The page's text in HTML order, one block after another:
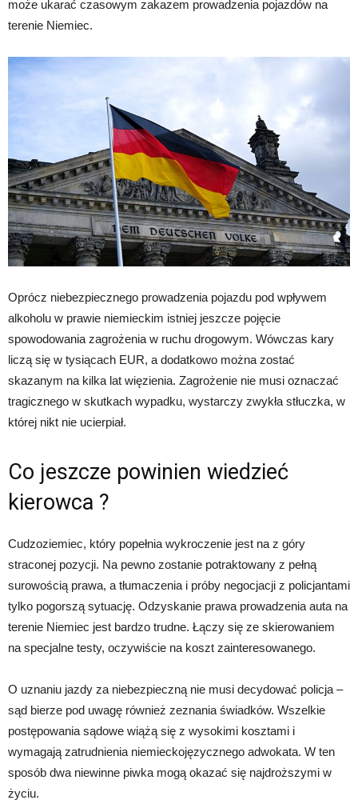
może ukarać czasowym zakazem prowadzenia pojazdów na
terenie Niemiec.
Oprócz niebezpiecznego prowadzenia pojazdu pod wpływem
alkoholu w prawie niemieckim istniej jeszcze pojęcie
spowodowania zagrożenia w ruchu drogowym. Wówczas kary
liczą się w tysiącach EUR, a dodatkowo można zostać
skazanym na kilka lat więzienia. Zagrożenie nie musi oznaczać
tragicznego w skutkach wypadku, wystarczy zwykła stłuczka, w
której nikt nie ucierpiał.
Co jeszcze powinien wiedzieć
kierowca ?
Cudzoziemiec, który popełnia wykroczenie jest na z góry
straconej pozycji. Na pewno zostanie potraktowany z pełną
surowością prawa, a tłumaczenia i próby negocjacji z policjantami
tylko pogorszą sytuację. Odzyskanie prawa prowadzenia auta na
terenie Niemiec jest bardzo trudne. Łączy się ze skierowaniem
na specjalne testy, oczywiście na koszt zainteresowanego.
O uznaniu jazdy za niebezpieczną nie musi decydować policja –
sąd bierze pod uwagę również zeznania świadków. Wszelkie
postępowania sądowe wiążą się z wysokimi kosztami i
wymagają zatrudnienia niemieckojęzycznego adwokata. W ten
sposób dwa niewinne piwka mogą okazać się najdroższymi w
życiu.